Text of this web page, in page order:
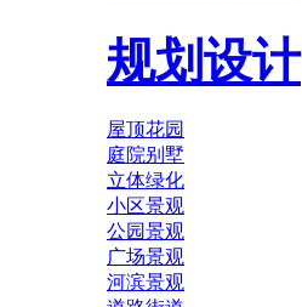
规划设计
屋顶花园
庭院别墅
立体绿化
小区景观
公园景观
广场景观
河滨景观